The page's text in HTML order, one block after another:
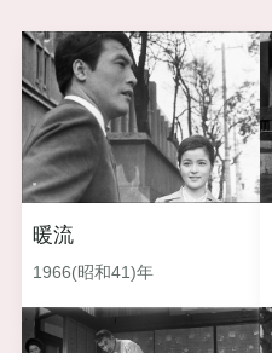
暖流
1966(昭和41)年